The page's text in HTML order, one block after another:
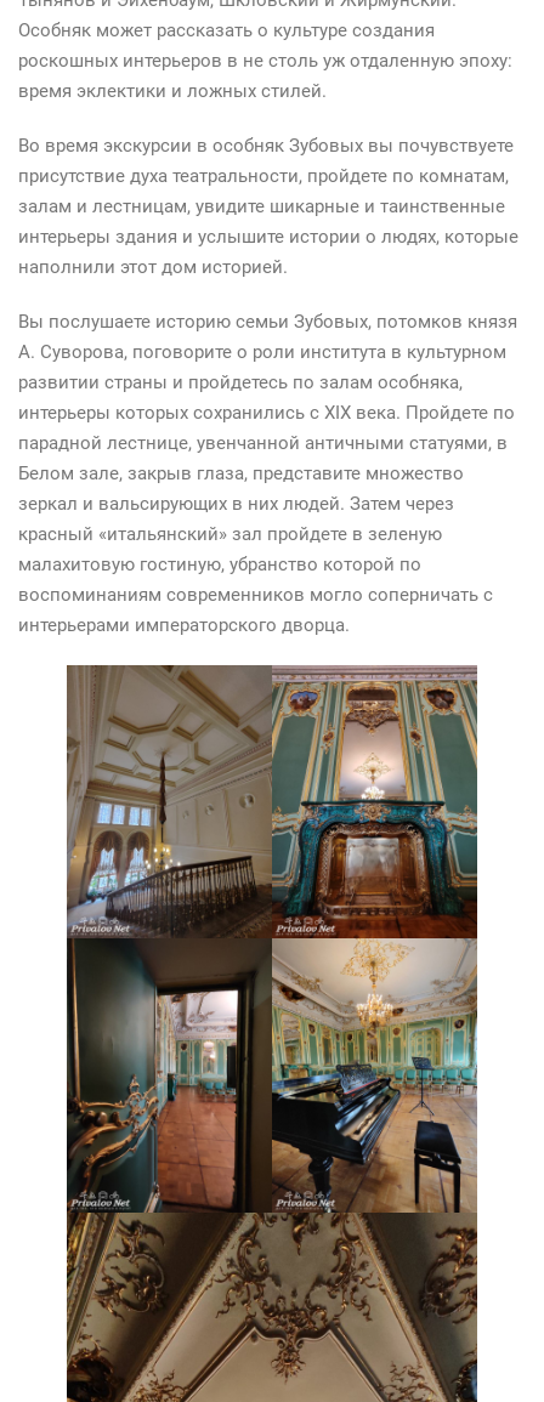
Особняк может рассказать о культуре создания
роскошных интерьеров в не столь уж отдаленную эпоху:
время эклектики и ложных стилей.
Во время экскурсии в особняк Зубовых вы почувствуете
присутствие духа театральности, пройдете по комнатам,
залам и лестницам, увидите шикарные и таинственные
интерьеры здания и услышите истории о людях, которые
наполнили этот дом историей.
Вы послушаете историю семьи Зубовых, потомков князя
А. Суворова, поговорите о роли института в культурном
развитии страны и пройдетесь по залам особняка,
интерьеры которых сохранились с XIX века. Пройдете по
парадной лестнице, увенчанной античными статуями, в
Белом зале, закрыв глаза, представите множество
зеркал и вальсирующих в них людей. Затем через
красный «итальянский» зал пройдете в зеленую
малахитовую гостиную, убранство которой по
воспоминаниям современников могло соперничать с
интерьерами императорского дворца.